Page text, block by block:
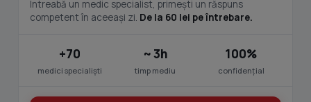
Întreabă un medic specialist, primești un răspuns
competent în aceeași zi. De la 60 lei pe întrebare.
+70
medici specialiști
~ 3h
timp mediu
100%
confidențial